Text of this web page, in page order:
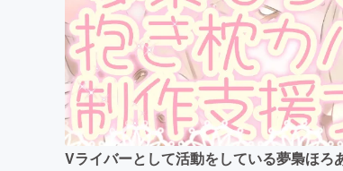
Vライバーとして活動をしている夢梟ほ